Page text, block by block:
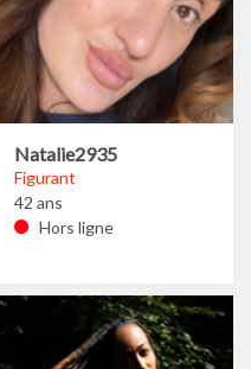
Natalie2935
Figurant
42 ans
Hors ligne